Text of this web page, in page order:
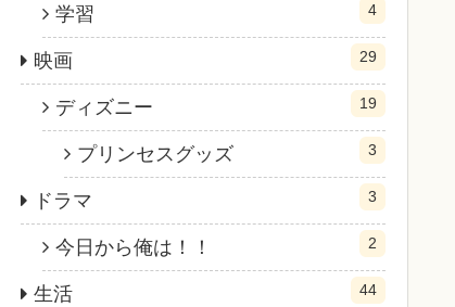
学習 4
映画 29
ディズニー 19
プリンセスグッズ 3
ドラマ 3
今日から俺は！！ 2
生活 44